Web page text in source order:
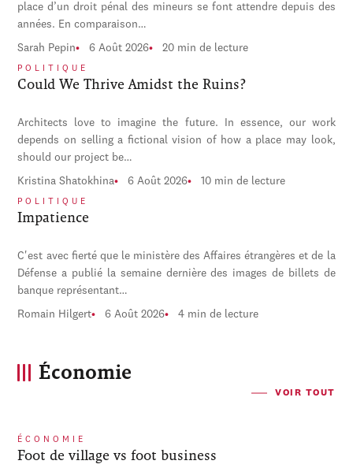
place d’un droit pénal des mineurs se font attendre depuis des
années. En comparaison…
Sarah Pepin 6 Août 2026 20 min de lecture
POLITIQUE
Could We Thrive Amidst the Ruins?
Architects love to imagine the future. In essence, our work
depends on selling a fictional vision of how a place may look,
should our project be…
Kristina Shatokhina 6 Août 2026 10 min de lecture
POLITIQUE
Impatience
C'est avec fierté que le ministère des Affaires étrangères et de la
Défense a publié la semaine dernière des images de billets de
banque représentant…
Romain Hilgert 6 Août 2026 4 min de lecture
Économie
VOIR TOUT
ÉCONOMIE
Foot de village vs foot business